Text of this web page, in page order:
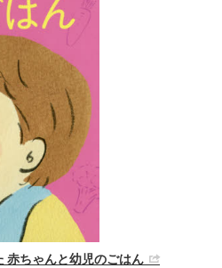
赤ちゃんと幼児のごはん